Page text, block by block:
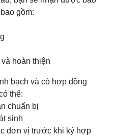
gồm:
hoàn thiện
bạch và có hợp đồng
thể:
chuẩn bị
sinh
đơn vị trước khi ký hợp